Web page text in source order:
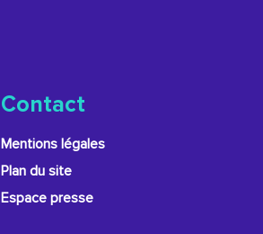
Contact
Mentions légales
Plan du site
Espace presse